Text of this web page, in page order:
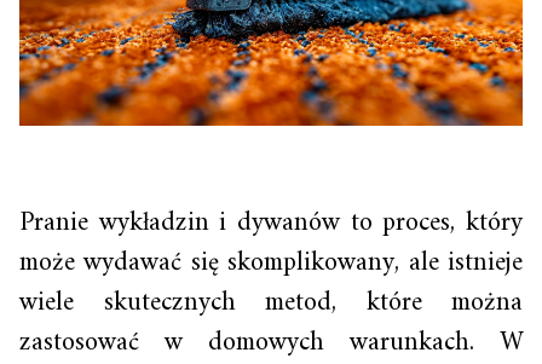
Pranie wykładzin i dywanów to proces, który
może wydawać się skomplikowany, ale istnieje
wiele skutecznych metod, które można
zastosować w domowych warunkach. W